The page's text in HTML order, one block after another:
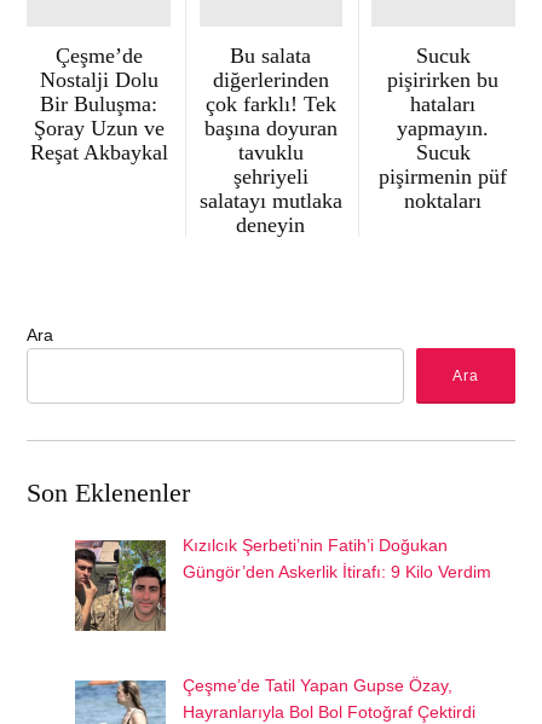
Çeşme’de
Nostalji Dolu
Bir Buluşma:
Şoray Uzun ve
Reşat Akbaykal
Bu salata
diğerlerinden
çok farklı! Tek
başına doyuran
tavuklu
şehriyeli
salatayı mutlaka
deneyin
Sucuk
pişirirken bu
hataları
yapmayın.
Sucuk
pişirmenin püf
noktaları
Ara
Ara
Son Eklenenler
Kızılcık Şerbeti’nin Fatih’i Doğukan
Güngör’den Askerlik İtirafı: 9 Kilo Verdim
Çeşme’de Tatil Yapan Gupse Özay,
Hayranlarıyla Bol Bol Fotoğraf Çektirdi